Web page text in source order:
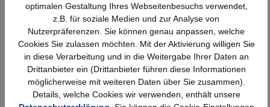
Schnelle Lieferung
Bundesweit
optimalen Gestaltung Ihres Webseitenbesuchs verwendet,
z.B. für soziale Medien und zur Analyse von
Nutzerpräferenzen. Sie können genau anpassen, welche
Cookies Sie zulassen möchten. Mit der Aktivierung willigen Sie
in diese Verarbeitung und in die Weitergabe Ihrer Daten an
Drittanbieter ein (Drittanbieter führen diese Informationen
möglicherweise mit weiteren Daten über Sie zusammen).
Details, welche Cookies wir verwenden, enthält unsere